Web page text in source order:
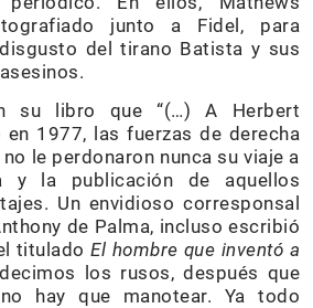
junto a Fidel, para
del tirano Batista y sus
su libro que “(…) A Herbert
1977, las fuerzas de derecha
le perdonaron nunca su viaje a
y la publicación de aquellos
Un envidioso corresponsal
de Palma, incluso escribió
tituladoEl hombre que inventó a
los rusos, después que
hay que manotear. Ya todo